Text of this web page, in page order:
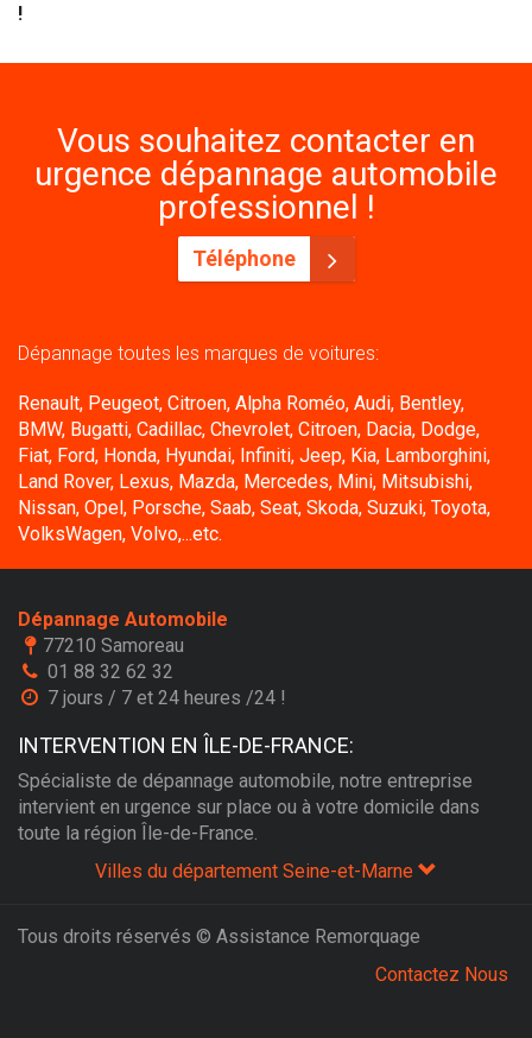
!
Vous souhaitez contacter en
urgence dépannage automobile
professionnel !
Téléphone
Dépannage toutes les marques de voitures:
Renault, Peugeot, Citroen, Alpha Roméo, Audi, Bentley,
BMW, Bugatti, Cadillac, Chevrolet, Citroen, Dacia, Dodge,
Fiat, Ford, Honda, Hyundai, Infiniti, Jeep, Kia, Lamborghini,
Land Rover, Lexus, Mazda, Mercedes, Mini, Mitsubishi,
Nissan, Opel, Porsche, Saab, Seat, Skoda, Suzuki, Toyota,
VolksWagen, Volvo,...etc.
Dépannage Automobile
77210 Samoreau
01 88 32 62 32
7 jours / 7 et 24 heures /24 !
INTERVENTION EN ÎLE-DE-FRANCE:
Spécialiste de dépannage automobile, notre entreprise
intervient en urgence sur place ou à votre domicile dans
toute la région Île-de-France.
Villes du département Seine-et-Marne
Tous droits réservés © Assistance Remorquage
Contactez Nous